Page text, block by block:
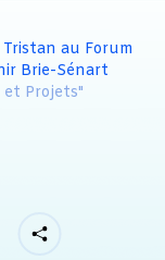
au Forum
Brie-Sénart
et Projets"